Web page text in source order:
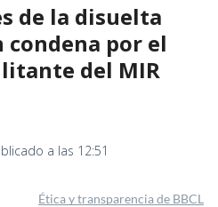
de la disuelta
condena por el
del MIR
a las 12:51
Ética y transparencia de BBCL